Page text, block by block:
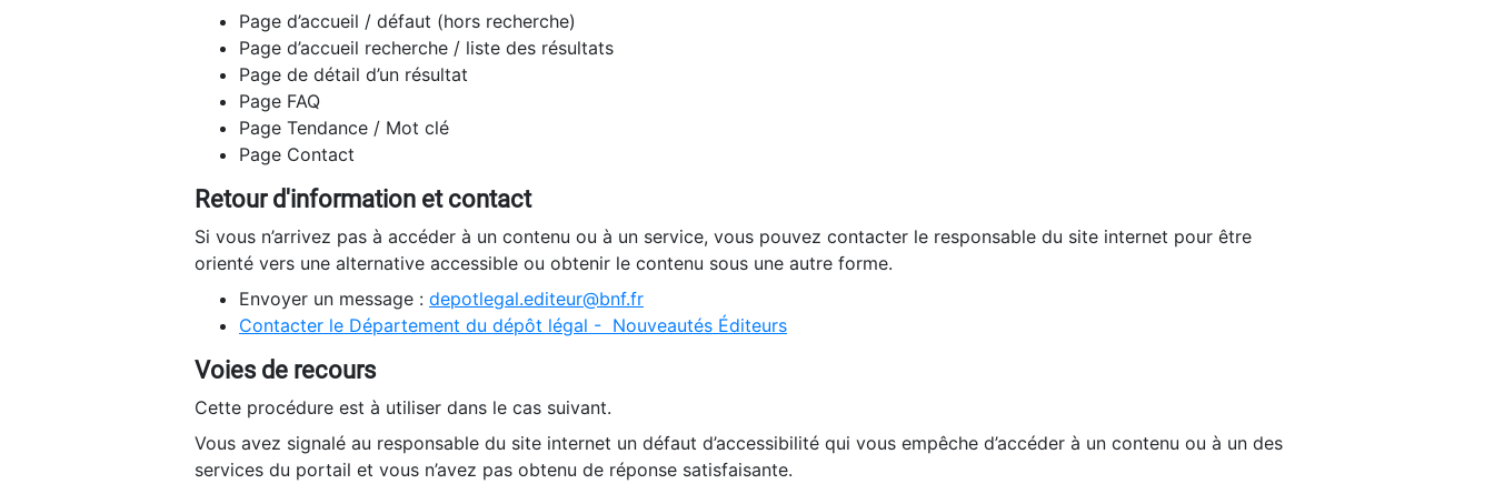
Page d’accueil / défaut (hors recherche)
Page d’accueil recherche / liste des résultats
Page de détail d’un résultat
Page FAQ
Page Tendance / Mot clé
Page Contact
Retour d'information et contact
Si vous n’arrivez pas à accéder à un contenu ou à un service, vous pouvez contacter le responsable du site internet pour être
orienté vers une alternative accessible ou obtenir le contenu sous une autre forme.
Envoyer un message : depotlegal.editeur@bnf.fr
Contacter le Département du dépôt légal - Nouveautés Éditeurs
Voies de recours
Cette procédure est à utiliser dans le cas suivant.
Vous avez signalé au responsable du site internet un défaut d’accessibilité qui vous empêche d’accéder à un contenu ou à un des
services du portail et vous n’avez pas obtenu de réponse satisfaisante.